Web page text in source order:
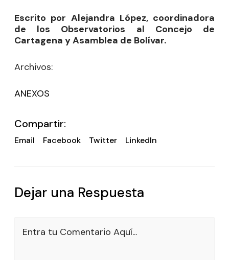
Escrito por Alejandra López, coordinadora
de los Observatorios al Concejo de
Cartagena y Asamblea de Bolívar.
Archivos:
ANEXOS
Compartir:
Email Facebook Twitter LinkedIn
Dejar una Respuesta
Entra tu Comentario Aquí...